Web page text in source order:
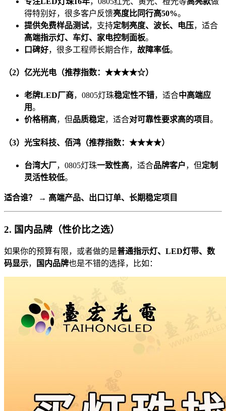
得特别好，很多客户反馈亮度比同行高50%。
提供免费样品测试，支持定制亮度、波长、电压，适合
高端指示灯、车灯、家电控制面板。
口碑好，很多工程师长期合作， 故障率低。
（2）亿光光电（推荐指数：★★★★☆）
老牌LED厂商，0805灯珠稳定性不错，适合中高端应
用。
价格稍高，但品质稳定，适合对可靠性要求高的项目。
（3）光宝科技、佰鸿（推荐指数：★★★★）
台湾大厂，0805灯珠一致性高，适合品牌客户，但定制
灵活性较低。
适合谁？ → 高端产品、出口订单、长期稳定项目
2. 国内品牌（性价比之选）
如果你的预算有限，或者做的是普通指示灯、LED灯带、数
码显示， 国内品牌也是不错的选择，比如：